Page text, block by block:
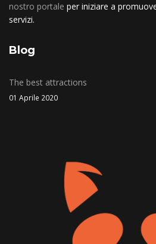
nostro portale per iniziare a
servizi.
Blog
The best attractions
01 Aprile 2020